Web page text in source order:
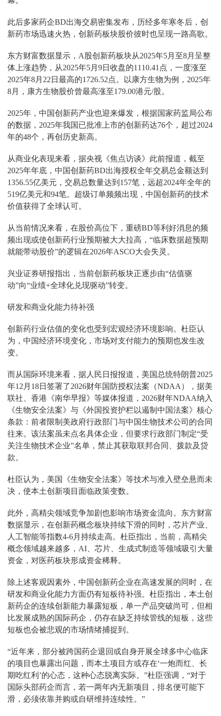
此后多家药企BD出海交易密集发布，历经多年寒冬后，创
新药市场迅速火热，创新药板块股价彼时也呈现一路高歌。
东方财富数据显示，A股创新药板块从2025年5月至8月呈整
体上涨趋势，从2025年5月9日收盘的1110.41点，一度涨至
2025年8月22日最高的1726.52点。以康方生物为例，2025年
8月，康方生物股价曾最高涨至179.00港元/股。
2025年，中国创新药产业也迎来爆发，根据国家药监局公布
的数据，2025年我国已批准上市的创新药达76个，超过2024
年的48个，再创历史新高。
从商业化表现来看，据央视《焦点访谈》此前报道，截至
2025年年底，中国创新药BD出海授权全年交易总金额达到
1356.55亿美元，交易总数量达到157笔，远超2024年全年的
519亿美元和94笔。超级订单频频出现，中国创新药的技术
价值获得了全球认可。
从当前情况来看，在股价高位下，重磅BD等利好消息的频
频出现或使创新药行业预期被大大拉高，“临床数据超预期
就能带动股价”的逻辑在2026年ASCO大会失灵。
兴业证券研报指出，当前创新药板块正逐步由“估值驱
动”向“业绩+全球化兑现驱动”转变。
研发和商业化能力待补强
创新药行业估值的变化也受到宏观经济环境影响。杜臣认
为，中国经济环境变化，市场对支付能力的预期也发生改
变。
而从国际环境来看，据人民日报报道，美国总统特朗普2025
年12月18日签署了2026财年国防授权法案（NDAA），据美
联社、香港《南华早报》等媒体报道，2026财年NDAA纳入
《生物安全法案》与《外国投资护栏以遏制中国法案》核心
条款：前者限制美政府行政部门与中国生物技术公司的合同
往来。该法案虽未点名具体企业，但要求行政部门制定“受
关注生物技术企业”名单，禁止其获取联邦合同、拨款及贷
款。
杜臣认为，美国《生物安全法案》等技术与准入壁垒悬而未
决，使本土创新项目面临政策变数。
此外，高精尖领域竞争加剧也影响市场资金流向。东方财富
数据显示，在创新药概念板块持续下滑的同时，芯片产业、
人工智能等指数4-6月持续走高。杜臣指出，当前，高精尖
概念领域越来越多，AI、芯片、生成式制造等领域吸引大量
资金，对医药板块形成资金稀释。
除上述客观因素外，中国创新药企业在高速发展的同时，在
研发和商业化能力方面仍有短板待补强。杜臣指出，本土创
新药企的连续创新能力暴露短板，单一产品突破尚可，但相
比发展成熟的国际药企，仍存在缺乏持续管线的短板，这些
短板也会被悲观的市场情绪捕捉到。
“近年来，部分被跨国药企退回或自身开展全球多中心临床
的项目也暴露出问题，而本土项目方或存在‘一炮而红、长
期吃红利’的心态，这种心态脱离实际。”杜臣强调，“对于
国际头部药企而言，若一两年内无新项目，排名便可能下
滑，必须依靠并购或自研维持连续性。”